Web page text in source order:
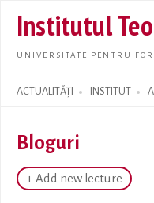
Institutul
UNIVERSITATE PENTRU
ACTUALITĂȚI INSTITUT
Search form
Bloguri
+ Add new lecture